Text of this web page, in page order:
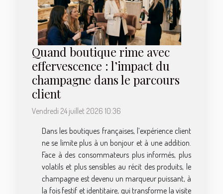
Quand boutique rime avec
effervescence : l’impact du
champagne dans le parcours
client
Vendredi 24 juillet 2026 10:36
Dans les boutiques françaises, l’expérience client
ne se limite plus à un bonjour et à une addition.
Face à des consommateurs plus informés, plus
volatils et plus sensibles au récit des produits, le
champagne est devenu un marqueur puissant, à
la fois festif et identitaire, qui transforme la visite